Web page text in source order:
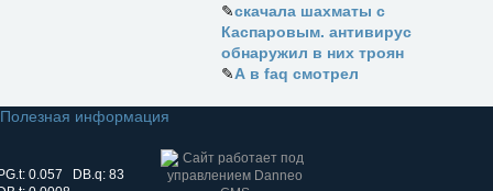
✎скачала шахматы с
Каспаровым. антивирус
обнаружил в них троян
✎А в faq смотрел
Полезная информация
0.057 DB.q: 83